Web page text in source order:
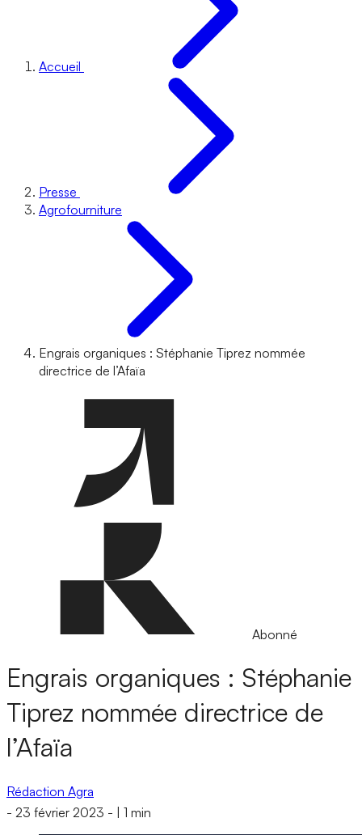
Accueil
Presse
Agrofourniture
Engrais organiques : Stéphanie Tiprez nommée
directrice de l’Afaïa
Abonné
Engrais organiques : Stéphanie
Tiprez nommée directrice de
l’Afaïa
Rédaction Agra
- 23 février 2023 - 1 min